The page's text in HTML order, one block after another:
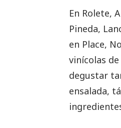
En Rolete,
Pineda,
en Place,
vinícolas
degustar
ensalada,